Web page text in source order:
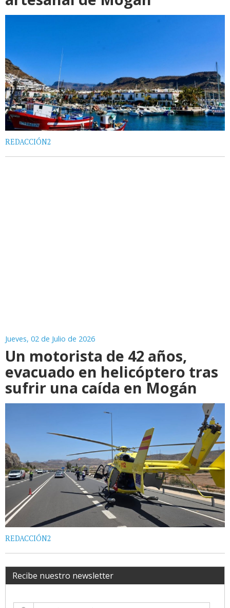
REDACCIÓN2
Jueves, 02 de Julio de 2026
Un motorista de 42 años,
evacuado en helicóptero tras
sufrir una caída en Mogán
REDACCIÓN2
Recibe nuestro newsletter